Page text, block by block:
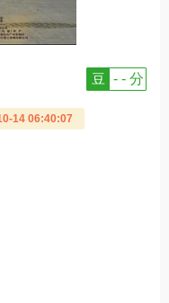
豆 - - 分
14 06:40:07